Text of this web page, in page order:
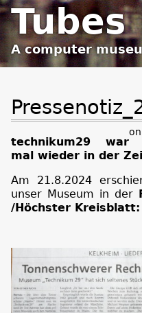
Tubes
Acomputer
technikum29 war
mal wieder in der
Am 21.8.2024
unser Museum in der
/Höchster Kreisblatt: